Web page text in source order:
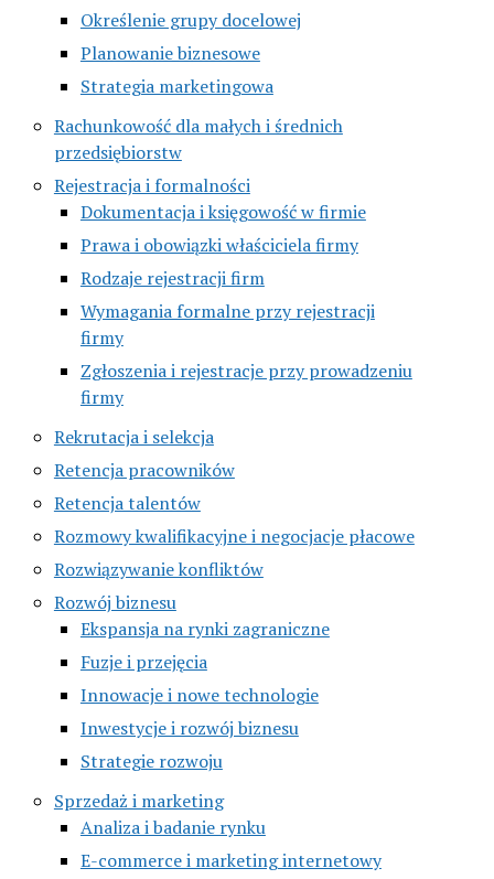
Określenie grupy docelowej
Planowanie biznesowe
Strategia marketingowa
Rachunkowość dla małych i średnich
przedsiębiorstw
Rejestracja i formalności
Dokumentacja i księgowość w firmie
Prawa i obowiązki właściciela firmy
Rodzaje rejestracji firm
Wymagania formalne przy rejestracji
firmy
Zgłoszenia i rejestracje przy prowadzeniu
firmy
Rekrutacja i selekcja
Retencja pracowników
Retencja talentów
Rozmowy kwalifikacyjne i negocjacje płacowe
Rozwiązywanie konfliktów
Rozwój biznesu
Ekspansja na rynki zagraniczne
Fuzje i przejęcia
Innowacje i nowe technologie
Inwestycje i rozwój biznesu
Strategie rozwoju
Sprzedaż i marketing
Analiza i badanie rynku
E-commerce i marketing internetowy